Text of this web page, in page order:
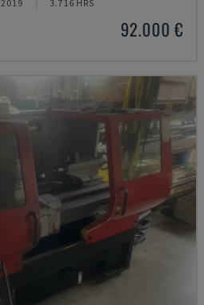
2019 3.716 HRS
92.000 €